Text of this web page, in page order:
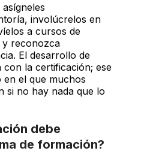
involúcrelos en
a cursos de
y reconozca
El desarrollo de
la certificación; ese
en el que muchos
si no hay nada que lo
debe
de formación?